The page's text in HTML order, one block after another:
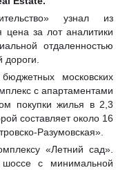
узнал из
цена за лот аналитики
отдаленностью
московских
с апартаментами
покупки жилья в 2,3
составляет около 16
Разумовская».
«Летний сад».
с минимальной